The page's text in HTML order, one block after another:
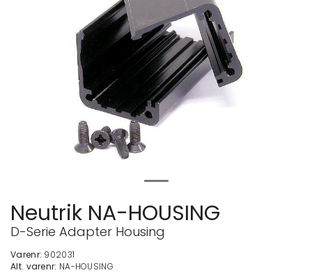
Neutrik NA-HOUSING
D-Serie Adapter Housing
Varenr: 902031
Alt. varenr: NA-HOUSING